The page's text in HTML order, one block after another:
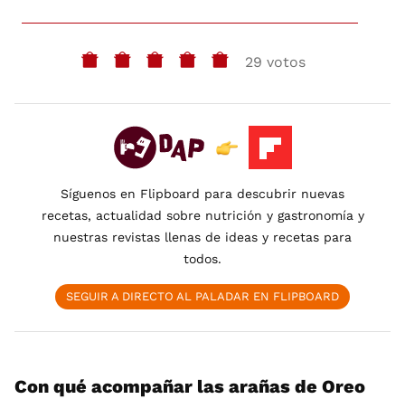
29 votos
Síguenos en Flipboard para descubrir nuevas
recetas, actualidad sobre nutrición y gastronomía y
nuestras revistas llenas de ideas y recetas para
todos.
SEGUIR A DIRECTO AL PALADAR EN FLIPBOARD
Con qué acompañar las arañas de Oreo